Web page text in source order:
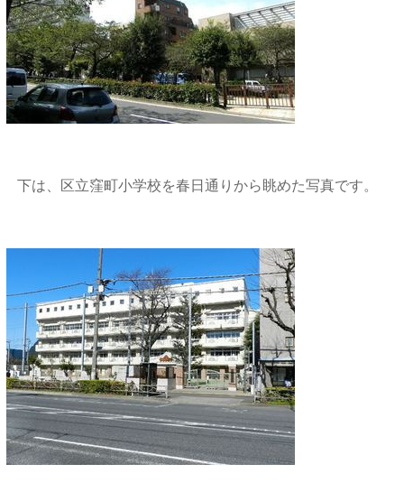
下は、区立窪町小学校を春日通りから眺めた写真です。